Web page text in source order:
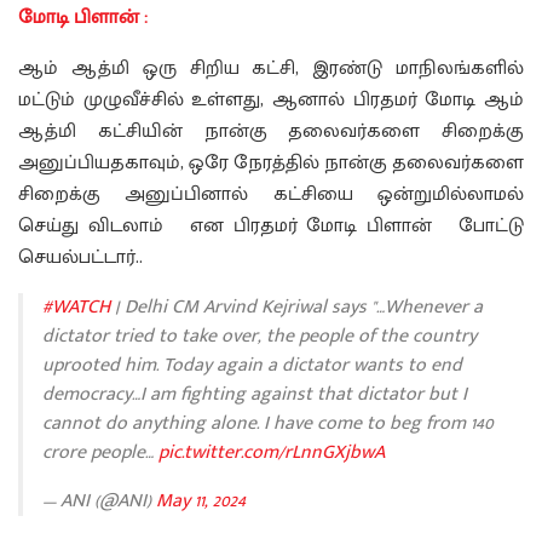
மோடி பிளான் :
ஆம் ஆத்மி ஒரு சிறிய கட்சி, இரண்டு மாநிலங்களில்
மட்டும் முழுவீச்சில் உள்ளது, ஆனால் பிரதமர் மோடி ஆம்
ஆத்மி கட்சியின் நான்கு தலைவர்களை சிறைக்கு
அனுப்பியதகாவும், ஒரே நேரத்தில் நான்கு தலைவர்களை
சிறைக்கு அனுப்பினால் கட்சியை ஒன்றுமில்லாமல்
செய்து விடலாம் என பிரதமர் மோடி பிளான் போட்டு
செயல்பட்டார்..
#WATCH| Delhi CM Arvind Kejriwal says "…Whenever a
dictator tried to take over, the people of the country
uprooted him. Today again a dictator wants to end
democracy…I am fighting against that dictator but I
cannot do anything alone. I have come to beg from 140
crore people…pic.twitter.com/rLnnGXjbwA
— ANI (@ANI)May 11, 2024